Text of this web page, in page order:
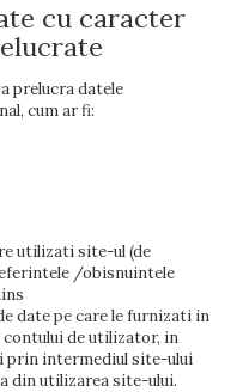
cu caracter
prelucra datele
cum ar fi:
utilizati site-ul (de
/obisnuintele
date pe care le furnizati in
de utilizator, in
prin intermediul site-ului
din utilizarea site-ului.